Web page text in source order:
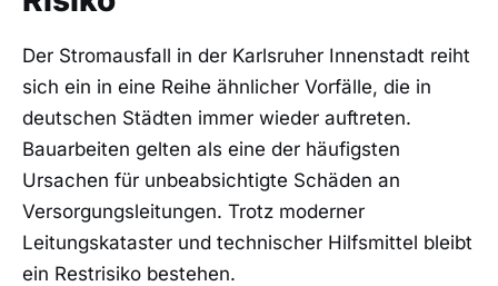
Der Stromausfall in der Karlsruher Innenstadt reiht
sich ein in eine Reihe ähnlicher Vorfälle, die in
deutschen Städten immer wieder auftreten.
Bauarbeiten gelten als eine der häufigsten
Ursachen für unbeabsichtigte Schäden an
Versorgungsleitungen. Trotz moderner
Leitungskataster und technischer Hilfsmittel bleibt
ein Restrisiko bestehen.